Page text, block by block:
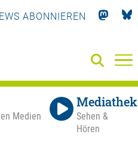
ABONNIEREN
Medien
Mediathek
Sehen &
Hören